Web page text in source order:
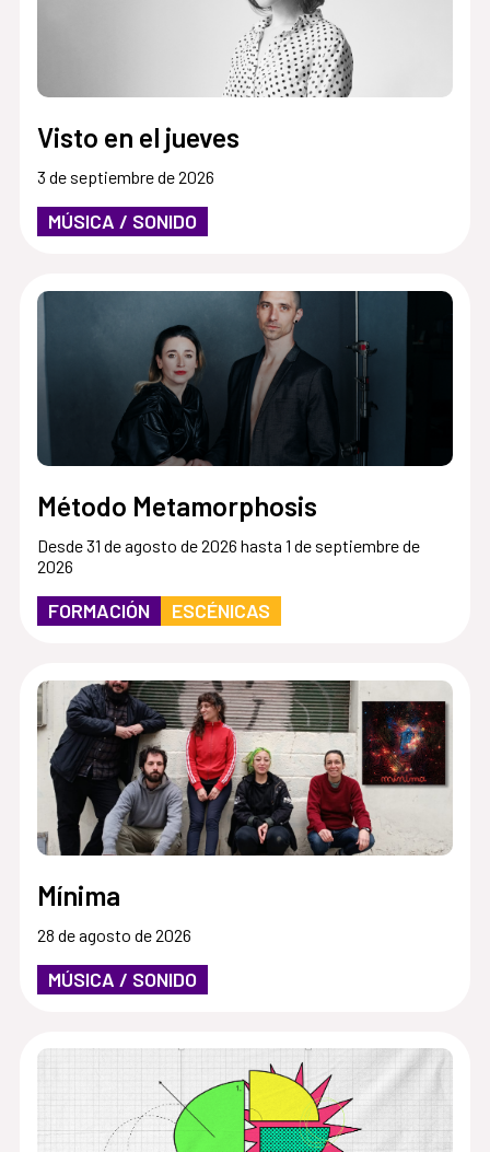
Visto en el jueves
3 de septiembre de 2026
MÚSICA / SONIDO
Método Metamorphosis
Desde 31 de agosto de 2026 hasta 1 de septiembre de
2026
FORMACIÓN ESCÉNICAS
Mínima
28 de agosto de 2026
MÚSICA / SONIDO